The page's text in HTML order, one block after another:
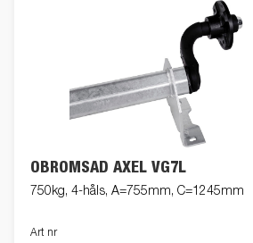
OBROMSAD AXEL VG7L
750kg, 4-håls, A=755mm, C=1245mm
Art nr